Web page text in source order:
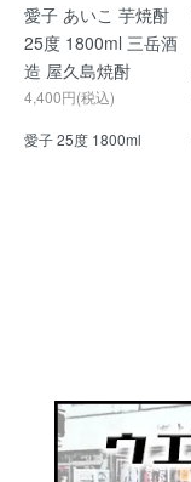
愛子 あいこ 芋焼酎
25度 1800ml 三岳酒
造 屋久島焼酎
4,400円(税込)
愛子 25度 1800ml